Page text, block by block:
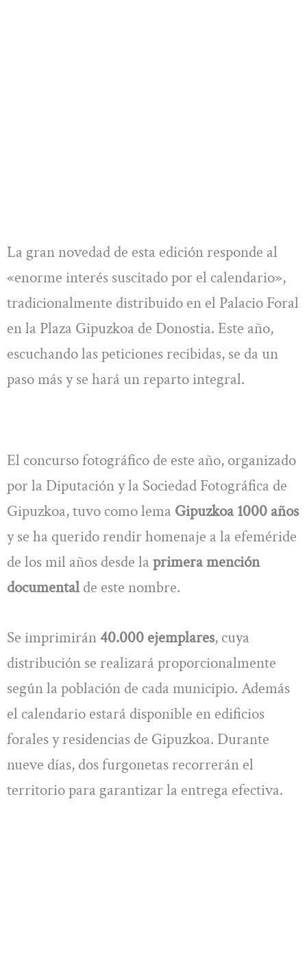
La gran novedad de esta edición responde al
«enorme interés suscitado por el calendario»,
tradicionalmente distribuido en el Palacio Foral
en la Plaza Gipuzkoa de Donostia. Este año,
escuchando las peticiones recibidas, se da un
paso más y se hará un reparto integral.
El concurso fotográfico de este año, organizado
por la Diputación y la Sociedad Fotográfica de
Gipuzkoa, tuvo como lema Gipuzkoa 1000 años
y se ha querido rendir homenaje a la efeméride
de los mil años desde la primera mención
documental de este nombre.
Se imprimirán 40.000 ejemplares, cuya
distribución se realizará proporcionalmente
según la población de cada municipio. Además
el calendario estará disponible en edificios
forales y residencias de Gipuzkoa. Durante
nueve días, dos furgonetas recorrerán el
territorio para garantizar la entrega efectiva.